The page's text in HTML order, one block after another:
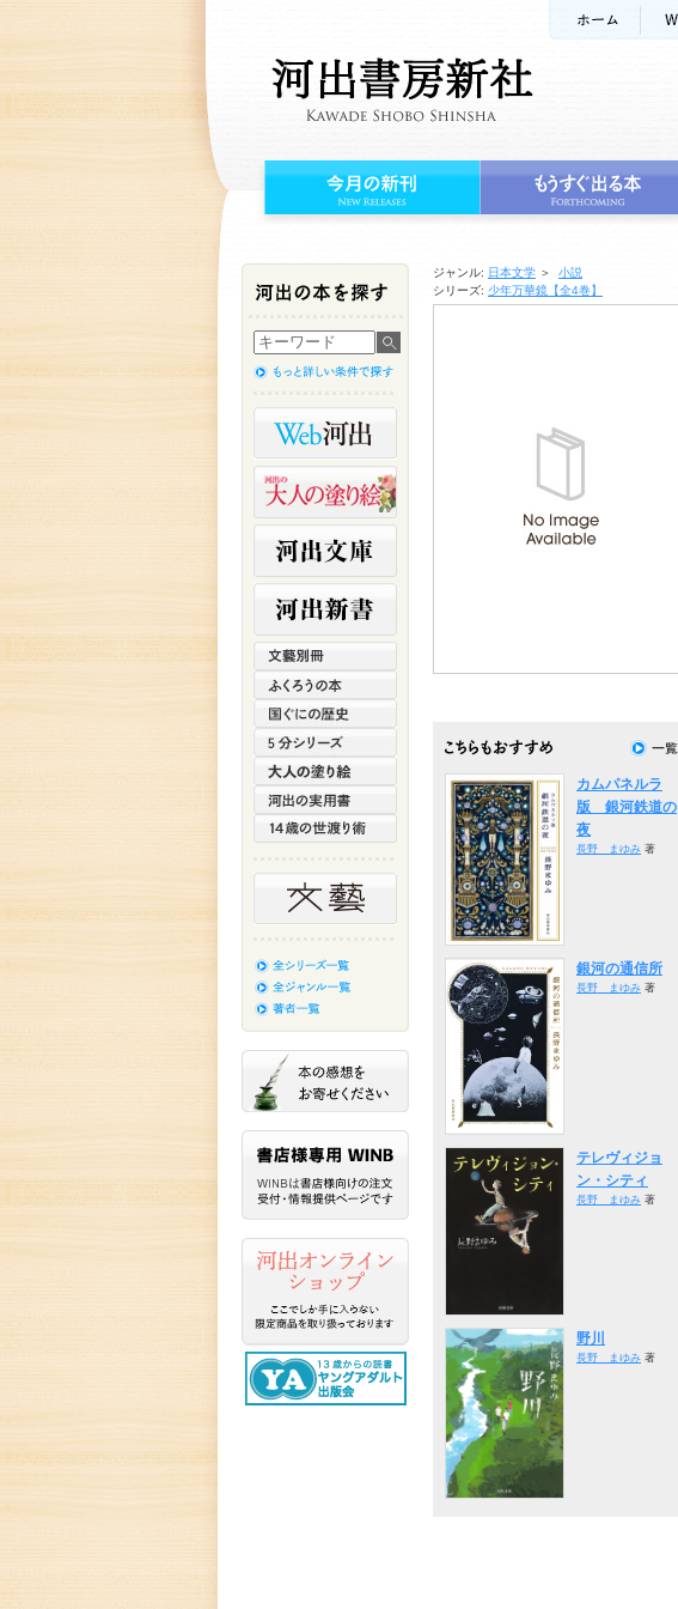
ジャンル: 日本文学 ＞
小説
シリーズ: 少年万華鏡【全4巻】
カムパネルラ
版 銀河鉄道の
夜
長野 まゆみ 著
銀河の通信所
長野 まゆみ 著
テレヴィジョ
ン・シティ
長野 まゆみ 著
野川
長野 まゆみ 著